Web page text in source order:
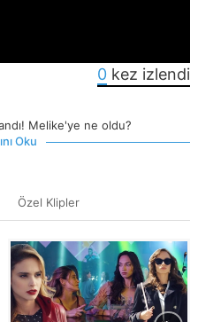
0 kez izlendi
Melike'ye ne oldu?
Oku
Özel Klipler